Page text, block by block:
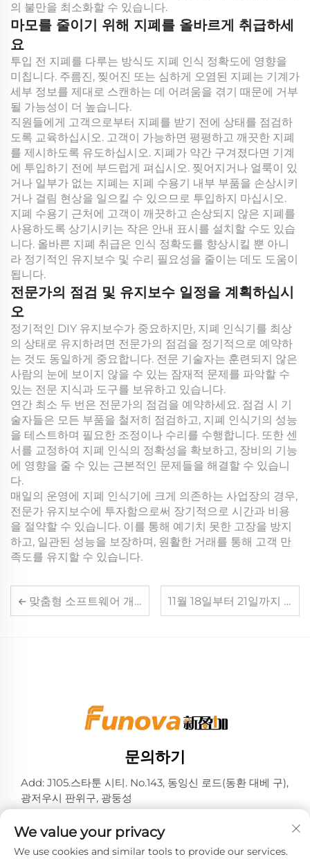
의 불만을 최소화할 수 있습니다.
마모를 줄이기 위해 지폐를 올바르게 취급하세
요
투입 전 지폐를 다루는 방식도 지폐 인식 정확도에 영향을
미칩니다. 주름진, 찢어진 또는 심하게 오염된 지폐는 기계가
세부 정보를 제대로 스캔하는 데 어려움을 겪기 때문에 거부
될 가능성이 더 높습니다.
직원들에게 고객으로부터 지폐를 받기 전에 상태를 점검하
도록 교육하십시오. 고객이 가능하면 평평하고 깨끗한 지폐
를 제시하도록 유도하십시오. 지폐가 약간 구겨졌다면 기계
에 투입하기 전에 부드럽게 펴십시오. 찢어지거나 얼룩이 있
거나 일부가 없는 지폐는 지폐 수용기 내부 부품을 손상시키
거나 걸림 현상을 일으킬 수 있으므로 투입하지 마십시오.
지폐 수용기 근처에 고객이 깨끗하고 손상되지 않은 지폐를
사용하도록 상기시키는 작은 안내 표시를 설치할 수도 있습
니다. 올바른 지폐 취급은 인식 정확도를 향상시킬 뿐 아니
라 정기적인 유지보수 및 수리 필요성을 줄이는 데도 도움이
됩니다.
전문가의 점검 및 유지보수 일정을 계획하십시
오
정기적인 DIY 유지보수가 중요하지만, 지폐 인식기를 최상
의 상태로 유지하려면 전문가의 점검을 정기적으로 예약하
는 것도 동일하게 중요합니다. 전문 기술자는 훈련되지 않은
사람의 눈에 보이지 않을 수 있는 잠재적 문제를 파악할 수
있는 전문 지식과 도구를 보유하고 있습니다.
연간 최소 두 번은 전문가의 점검을 예약하세요. 점검 시 기
술자들은 모든 부품을 철저히 점검하고, 지폐 인식기의 성능
을 테스트하며 필요한 조정이나 수리를 수행합니다. 또한 센
서를 교정하여 지폐 인식의 정확성을 확보하고, 장비의 기능
에 영향을 줄 수 있는 근본적인 문제들을 해결할 수 있습니
다.
매일의 운영에 지폐 인식기에 크게 의존하는 사업장의 경우,
전문가 유지보수에 투자함으로써 장기적으로 시간과 비용
을 절약할 수 있습니다. 이를 통해 예기치 못한 고장을 방지
하고, 일관된 성능을 보장하며, 원활한 거래를 통해 고객 만
족도를 유지할 수 있습니다.
맞춤형 소프트웨어 개발을 시작하기 전에 명확히 해야 할 핵심 요구 사항은 무엇인가? 11월 18일부터 21일까지 올랜도에서 여러분을 기다리고 있겠습니다.
문의하기
Add: J105.스타툰 시티. No.143, 동잉신 로드(동환 대베 구),
광저우시 판위구, 광둥성
이메일:[email protected]
We value your privacy
We use cookies and similar tools to provide our services.